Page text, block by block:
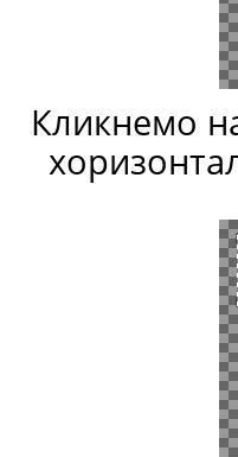
Кликнемо